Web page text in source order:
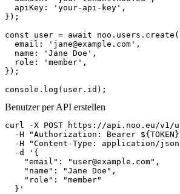
  apiKey: 'your-api-key',
});
const user = await
  email: 'jane@example.com',
  name: 'Jane Doe',
  role: 'member',
});
console.log(user.id);
Benutzer per API erstellen
curl -X POST https://api.noo.eu/v1/
-H "Authorization: Bearer
-H "Content-Type: application/
  -d '{
    "email": "user@example.com",
    "name": "Jane Doe",
    "role": "member"
  }'